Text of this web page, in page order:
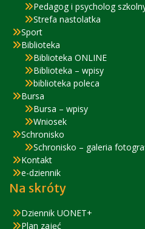
Pedagog i psycholog
Strefa nastolatka
Sport
Biblioteka
Biblioteka ONLINE
Biblioteka – wpisy
biblioteka poleca
Bursa
Bursa – wpisy
Wniosek
Schronisko
Schronisko – galeria
Kontakt
e-dziennik
Na skróty
Dziennik UONET+
Plan zajęć